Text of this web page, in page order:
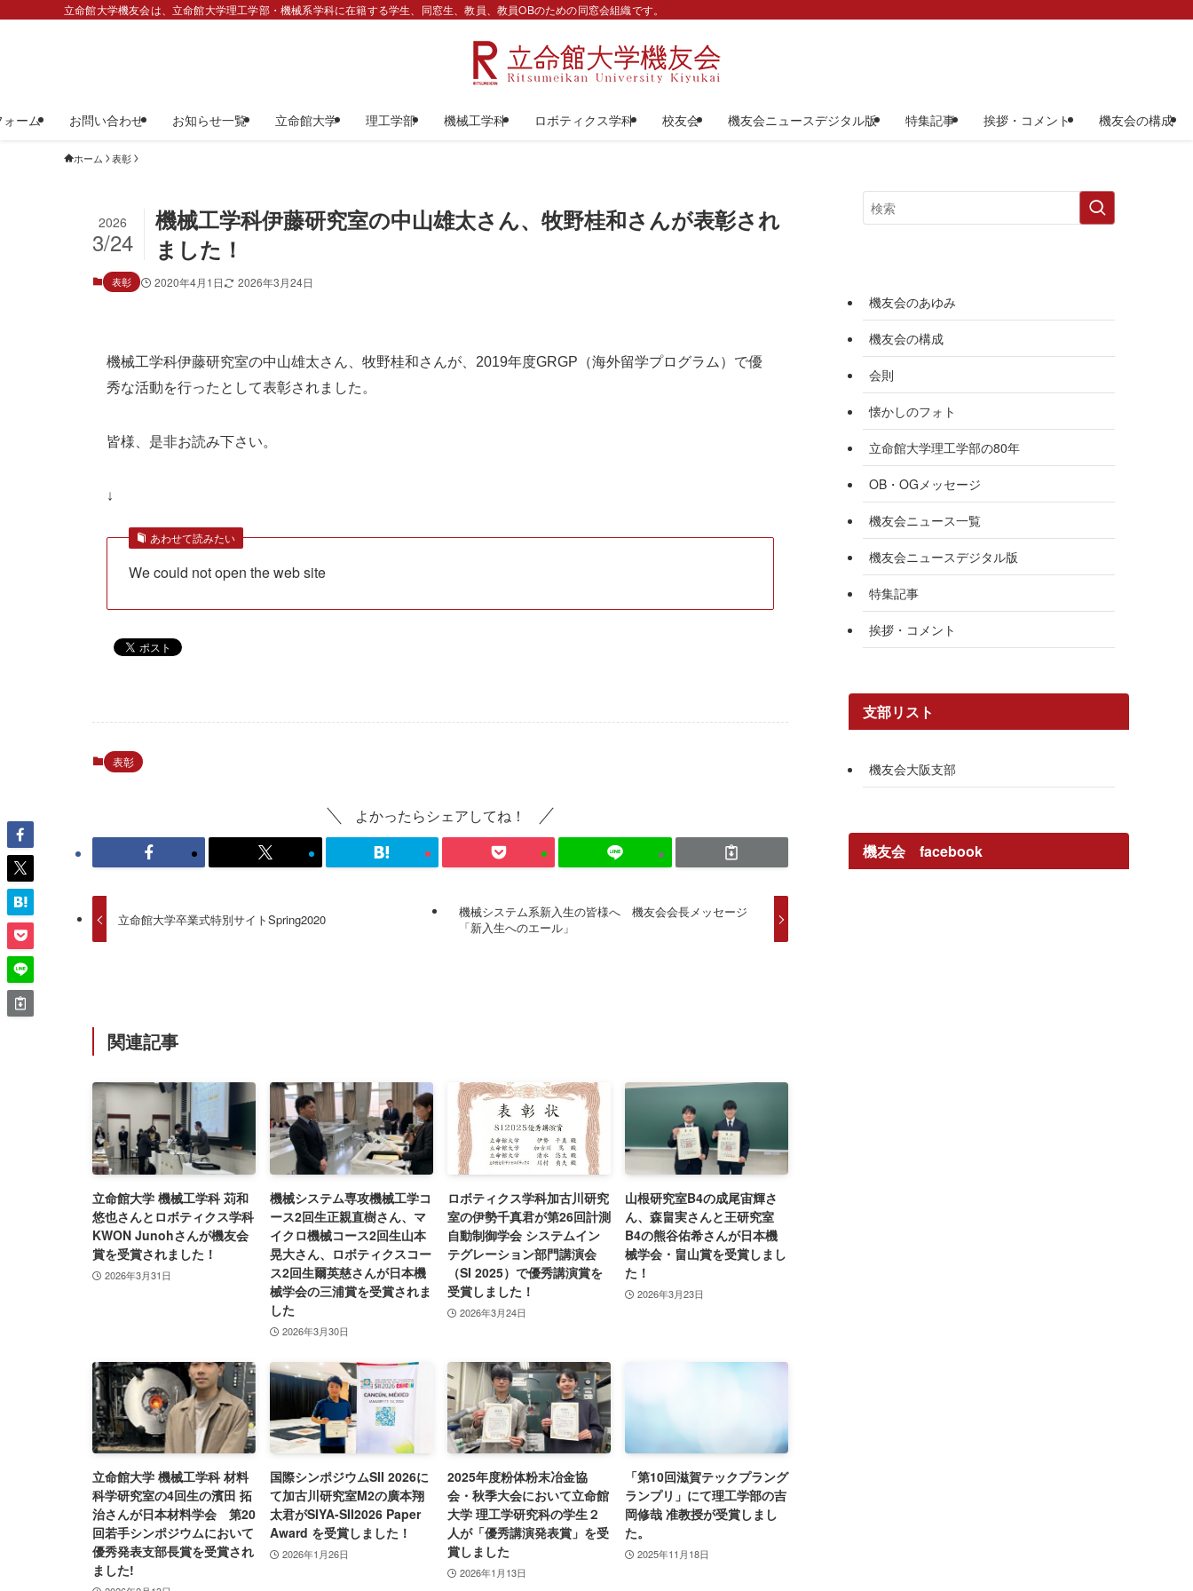
立命館大学機友会は、立命館大学理工学部・機械系学科に在籍する学生、同窓生、教員、教員OBのための同窓会組織です。
ーム お問い合わせ お知らせ一覧 立命館大学 理工学部 機械工学科 ロボティクス学科 校友会 機友会ニュースデジタル版 特集記事 挨拶・コメント 機友会の構成
ホーム 表彰
機械工学科伊藤研究室の中山雄太さん、牧野桂和さんが表彰され
ました！
2026
3/24
表彰 2020年4月1日 2026年3月24日
機械工学科伊藤研究室の中山雄太さん、牧野桂和さんが、2019年度GRGP（海外留学プログラム）で優
秀な活動を行ったとして表彰されました。
皆様、是非お読み下さい。
↓
あわせて読みたい
We could not open the web site
表彰
よかったらシェアしてね！
立命館大学卒業式特別サイトSpring2020
機械システム系新入生の皆様へ 機友会会長メッセージ
「新入生へのエール」
関連記事
立命館大学 機械工学科 苅和
悠也さんとロボティクス学科
KWON Junohさんが機友会
賞を受賞されました！
2026年3月31日
機械システム専攻機械工学コ
ース2回生正親直樹さん、マ
イクロ機械コース2回生山本
晃大さん、ロボティクスコー
ス2回生爾英慈さんが日本機
械学会の三浦賞を受賞されま
した
2026年3月30日
ロボティクス学科加古川研究
室の伊勢千真君が第26回計測
自動制御学会 システムイン
テグレーション部門講演会
（SI 2025）で優秀講演賞を
受賞しました！
2026年3月24日
山根研究室B4の成尾宙輝さ
ん、森畠実さんと王研究室
B4の熊谷佑希さんが日本機
械学会・畠山賞を受賞しまし
た！
2026年3月23日
立命館大学 機械工学科 材料
科学研究室の4回生の濱田 拓
治さんが日本材料学会 第20
回若手シンポジウムにおいて
優秀発表支部長賞を受賞され
ました!
国際シンポジウムSII 2026に
て加古川研究室M2の廣本翔
太君がSIYA-SII2026 Paper
Award を受賞しました！
2026年1月26日
2025年度粉体粉末冶金協
会・秋季大会において立命館
大学 理工学研究科の学生２
人が「優秀講演発表賞」を受
賞しました
2026年1月13日
「第10回滋賀テックプラング
ランプリ」にて理工学部の吉
岡修哉 准教授が受賞しまし
た。
2025年11月18日
機友会のあゆみ
機友会の構成
会則
懐かしのフォト
立命館大学理工学部の80年
OB・OGメッセージ
機友会ニュース一覧
機友会ニュースデジタル版
特集記事
挨拶・コメント
支部リスト
機友会大阪支部
機友会 facebook